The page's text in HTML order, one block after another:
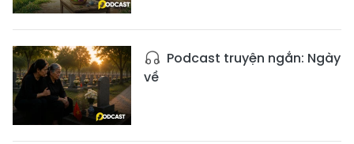
Podcast truyện ngắn: Ngày
về